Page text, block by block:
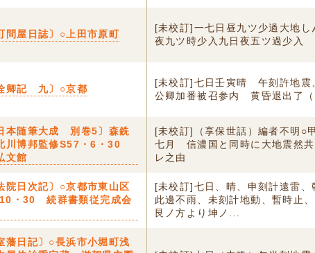
問屋日誌〕○上田市原町
[未校訂]一七日昼九ツ少過大地し
夜九ツ時少入九日夜五ツ過少入
卿記 九〕○京都
[未校訂]七日壬寅晴 午刻許地
公卿加番被召参内 黄昏退出了（
本随筆大成 別巻5〕森銑
川博邦監修S57・6・30
文館
[未校訂]（享保世話）編者不明○
七月 信濃国と同時に大地震然
レ之由
院日次記〕○京都市東山区
・30 続群書類従完成会
[未校訂]七日、晴、申刻計遠雷、
此邊不雨、未刻計地動、暫時止、
艮ノ方より坤ノ...
藩日記〕○長浜市小堀町浅